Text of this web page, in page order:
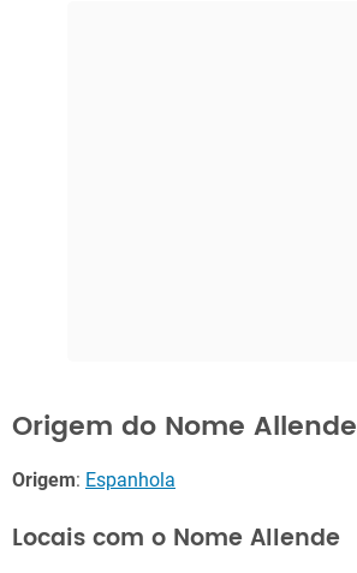
Origem do Nome Allende
Origem: Espanhola
Locais com o Nome Allende